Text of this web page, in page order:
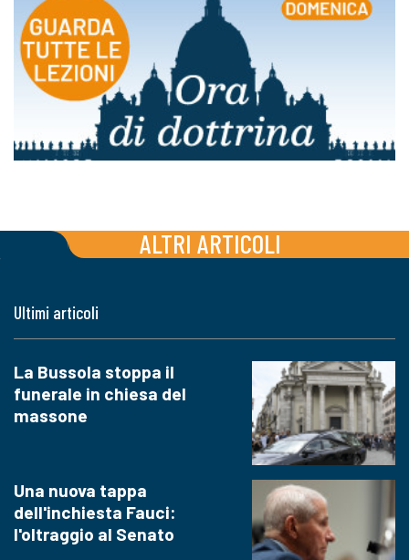
ALTRI ARTICOLI
Ultimi articoli
La Bussola stoppa il
funerale in chiesa del
massone
Una nuova tappa
dell'inchiesta Fauci:
l'oltraggio al Senato